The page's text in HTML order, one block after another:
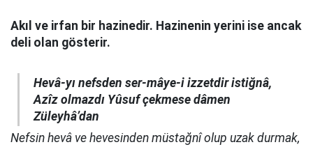
Akıl ve irfan bir hazinedir. Hazinenin yerini ise ancak
deli olan gösterir.
Hevâ-yı nefsden ser-mâye-i izzetdir istiğnâ,
Azîz olmazdı Yûsuf çekmese dâmen
Züleyhâ’dan
Nefsin hevâ ve hevesinden müstağnî olup uzak durmak,